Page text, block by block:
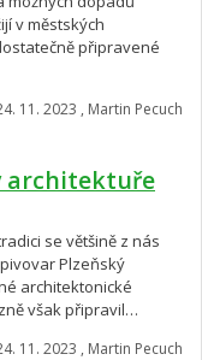
v městských
připravené
11. 2023 , Martin Pecuch
architektuře
se většině z nás
Plzeňský
architektonické
však připravil…
11. 2023 , Martin Pecuch